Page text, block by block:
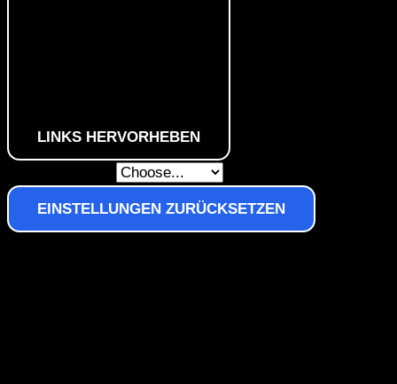
LINKS HERVORHEBEN
EINSTELLUNGEN ZURÜCKSETZEN